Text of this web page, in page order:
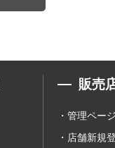
販売
管理ペー
店舗新規